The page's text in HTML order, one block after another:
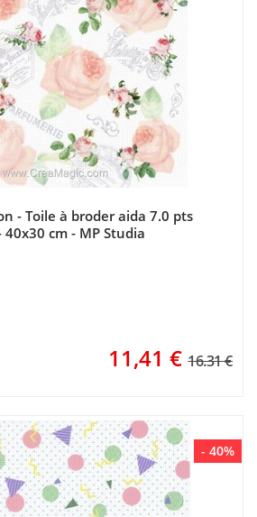
- Toile à broder aida 7.0 pts
40x30 cm - MP Studia
11,41 € 16.31 €
- 40%